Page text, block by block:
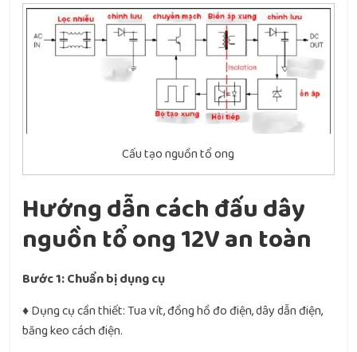
Cấu tạo nguồn tổ ong
Hướng dẫn cách đấu dây
nguồn tổ ong 12V an toàn
Bước 1: Chuẩn bị dụng cụ
♦ Dụng cụ cần thiết: Tua vít, đồng hồ đo điện, dây dẫn điện,
băng keo cách điện.